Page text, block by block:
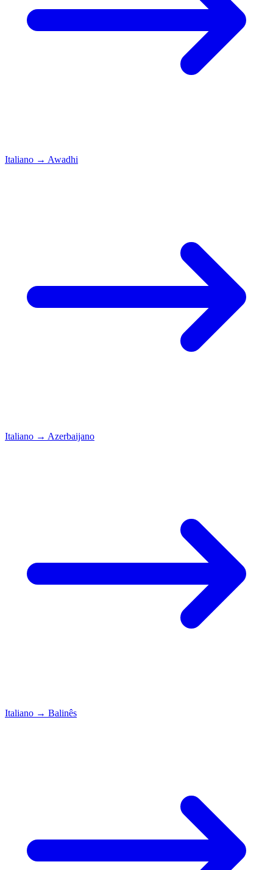
Italiano → Awadhi
Italiano → Azerbaijano
Italiano → Balinês